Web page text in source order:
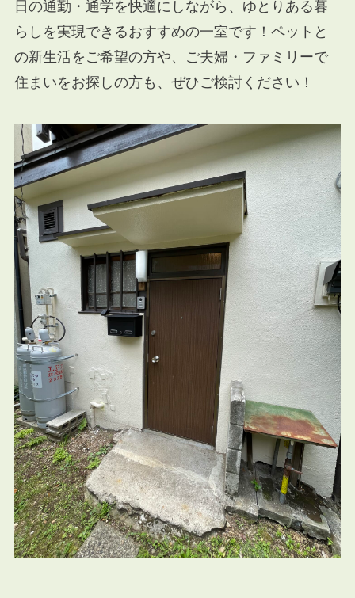
日の通勤・通学を快適にしながら、ゆとりある暮
らしを実現できるおすすめの一室です！ペットと
の新生活をご希望の方や、ご夫婦・ファミリーで
住まいをお探しの方も、ぜひご検討ください！